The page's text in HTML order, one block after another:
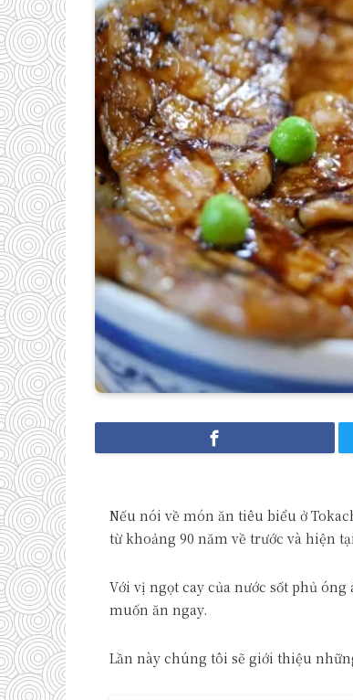
Nếu nói về món ăn tiêu biểu ở
từ khoảng 90 năm về trước và hiện
Với vị ngọt cay của nước sốt phủ
muốn ăn ngay.
Lần này chúng tôi sẽ giới thiệu